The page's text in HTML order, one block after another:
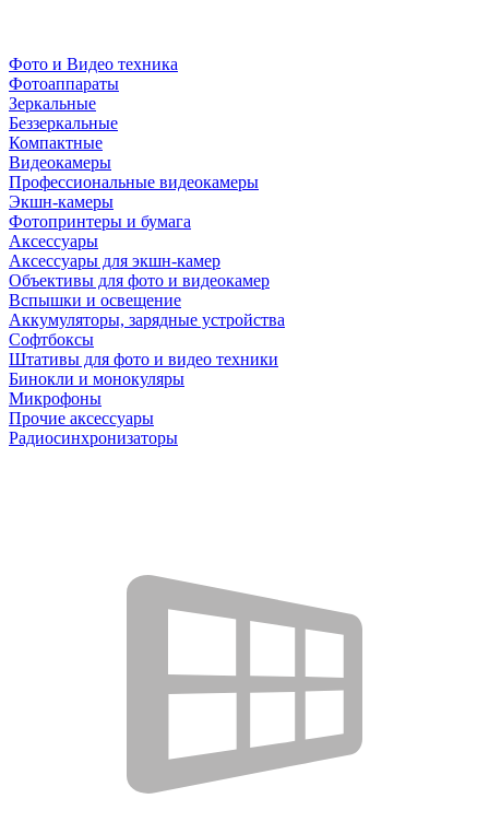
Фото и Видео техника
Фотоаппараты
Зеркальные
Беззеркальные
Компактные
Видеокамеры
Профессиональные видеокамеры
Экшн-камеры
Фотопринтеры и бумага
Аксессуары
Аксессуары для экшн-камер
Объективы для фото и видеокамер
Вспышки и освещение
Аккумуляторы, зарядные устройства
Софтбоксы
Штативы для фото и видео техники
Бинокли и монокуляры
Микрофоны
Прочие аксессуары
Радиосинхронизаторы